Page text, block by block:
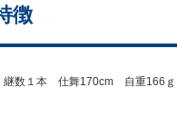
徴
数１本 仕舞170cm 自重166